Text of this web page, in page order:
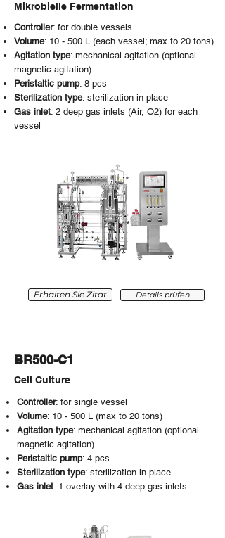
Mikrobielle Fermentation
Controller: for double vessels
Volume: 10 - 500 L (each vessel; max to 20 tons)
Agitation type: mechanical agitation (optional
magnetic agitation)
Peristaltic pump: 8 pcs
Sterilization type: sterilization in place
Gas inlet: 2 deep gas inlets (Air, O2) for each
vessel
Erhalten Sie Zitat Details prüfen
BR500-C1
Cell Culture
Controller: for single vessel
Volume: 10 - 500 L (max to 20 tons)
Agitation type: mechanical agitation (optional
magnetic agitation)
Peristaltic pump: 4 pcs
Sterilization type: sterilization in place
Gas inlet: 1 overlay with 4 deep gas inlets